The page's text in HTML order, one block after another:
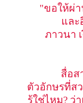
"ขอให้ผ่า
แล
ภาวนา
สื่อส
ตัวอักษรที่ส
รู้ใช่ไหม? ว่